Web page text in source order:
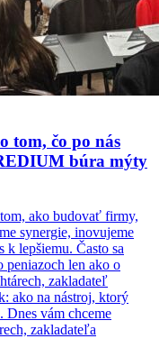
tom, čo po nás
búra mýty
ako budovať firmy,
synergie, inovujeme
k lepšiemu. Často sa
peniazoch len ako o
zakladateľ
ako na nástroj, ktorý
Dnes vám chceme
zakladateľa